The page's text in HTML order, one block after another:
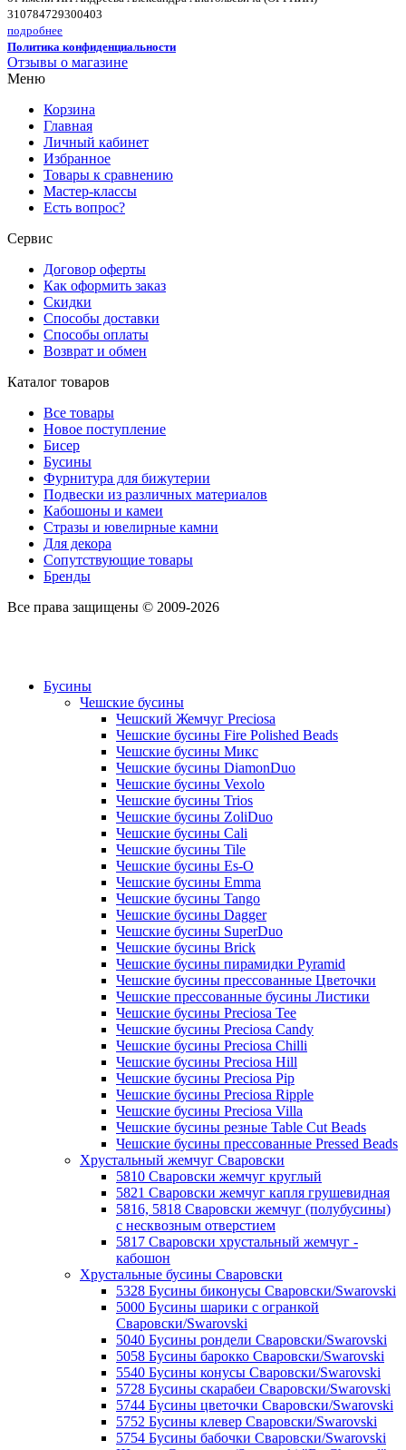
310784729300403
подробнее
Политика конфиденциальности
Отзывы о магазине
Меню
Корзина
Главная
Личный кабинет
Избранное
Товары к сравнению
Мастер-классы
Есть вопрос?
Сервис
Договор оферты
Как оформить заказ
Скидки
Способы доставки
Способы оплаты
Возврат и обмен
Каталог товаров
Все товары
Новое поступление
Бисер
Бусины
Фурнитура для бижутерии
Подвески из различных материалов
Кабошоны и камеи
Стразы и ювелирные камни
Для декора
Сопутствующие товары
Бренды
Все права защищены © 2009-2026
Бусины
Чешские бусины
Чешский Жемчуг Preciosa
Чешские бусины Fire Polished Beads
Чешские бусины Микс
Чешские бусины DiamonDuo
Чешские бусины Vexolo
Чешские бусины Trios
Чешские бусины ZoliDuo
Чешские бусины Cali
Чешские бусины Tile
Чешские бусины Es-O
Чешские бусины Emma
Чешские бусины Tango
Чешские бусины Dagger
Чешские бусины SuperDuo
Чешские бусины Brick
Чешские бусины пирамидки Pyramid
Чешские бусины прессованные Цветочки
Чешские прессованные бусины Листики
Чешские бусины Preciosa Tee
Чешские бусины Preciosa Candy
Чешские бусины Preciosa Chilli
Чешские бусины Preciosa Hill
Чешские бусины Preciosa Pip
Чешские бусины Preciosa Ripple
Чешские бусины Preciosa Villa
Чешские бусины резные Table Cut Beads
Чешские бусины прессованные Pressed Beads
Хрустальный жемчуг Сваровски
5810 Сваровски жемчуг круглый
5821 Сваровски жемчуг капля грушевидная
5816, 5818 Сваровски жемчуг (полубусины)
с несквозным отверстием
5817 Сваровски хрустальный жемчуг -
кабошон
Хрустальные бусины Сваровски
5328 Бусины биконусы Сваровски/Swarovski
5000 Бусины шарики с огранкой
Сваровски/Swarovski
5040 Бусины рондели Сваровски/Swarovski
5058 Бусины барокко Сваровски/Swarovski
5540 Бусины конусы Сваровски/Swarovski
5728 Бусины скарабеи Сваровски/Swarovski
5744 Бусины цветочки Сваровски/Swarovski
5752 Бусины клевер Сваровски/Swarovski
5754 Бусины бабочки Сваровски/Swarovski